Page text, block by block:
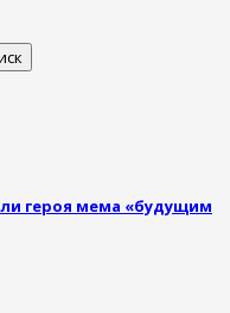
героя мема «будущим